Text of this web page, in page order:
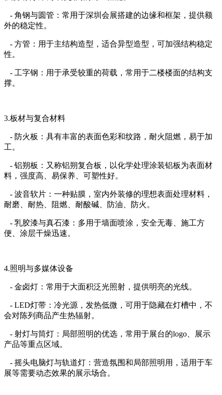
- 角钢与圆管：常用于深圳会展搭建的边缘和框架，提供额
外的稳定性。
- 方管：用于主结构造型，适合异型造型，可加强结构稳定
性。
- 工字钢：用于承受较重的荷载，常用于二楼楼面的结构支
撑。
3.板材与复合材料
- 防火板：具有丰富的表面色彩和纹路，耐火阻燃，易于加
工。
- 铝朔板：又称铝朔复合板，以化学处理涂装铝板为表面材
料，强度高、易保养、可塑性好。
- 波音软片：一种贴膜，室内外装修的理想表面处理材料，
耐磨、耐热、阻燃、耐酸碱、防油、防火。
- 乳胶漆与真石漆：多用于墙面喷涂，安全无毒、施工方
便、涂层干燥迅速。
4.照明与多媒体设备
- 金卤灯：常用于大面积泛光照射，提供明亮的光线。
- LED灯带：冷光源，发热低微，可用于隐藏在灯槽中，不
会对陈列商品产生热辐射。
- 射灯与筒灯：局部照明的优选，常用于展台的logo、展示
产品等重点区域。
- 摇头电脑灯与轨道灯：营造氛围和局部照明用，适用于车
展等需要动态效果的展示场合。